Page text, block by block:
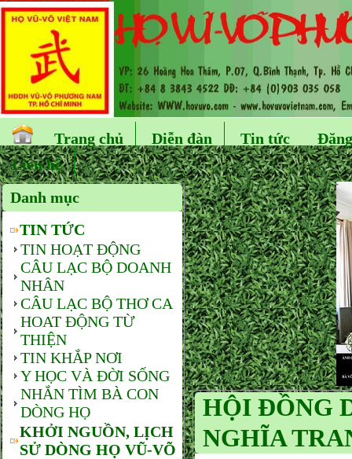
Trang chủ Diễn đàn Tin tức
Liên hệ
Danh mục
TIN TỨC
TIN HOẠT ĐỘNG
CÂU LẠC BỘ DOANH
NHÂN
CÂU LẠC BỘ THƠ CA
HOAT ĐỘNG TỪ
THIỆN
TIN KHẮP NƠI
Y HỌC VÀ ĐỜI SỐNG
NHẮN TÌM BÀ CON
DÒNG HỌ
KHỞI NGUỒN, LỊCH
SỬ DÒNG HỌ VŨ-VÕ
HỘI ĐỒNG
NGHĨA